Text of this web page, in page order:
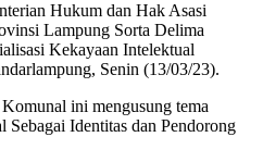
Hukum dan Hak Asasi
Lampung Sorta Delima
Kekayaan Intelektual
Senin (13/03/23).
ini mengusung tema
Identitas dan Pendorong